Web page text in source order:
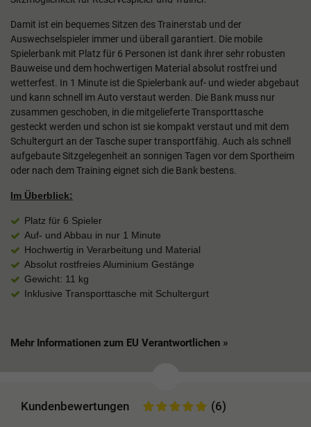
Damit ist ein bequemes Sitzen des Trainerstab und der
Auswechselspieler immer und überall garantiert. Die mobile
Spielerbank mit Platz für 6 Personen ist dank ihrer sehr robusten
Bauweise und dem hochwertigen Material absolut rostfrei und
wetterfest. In 1 Minute ist die Spielerbank auf- und wieder abgebaut
und kann schnell im Auto verstaut werden. Die Bank muss nur
zusammen geschoben, in die mitgelieferte Transporttasche
gesteckt werden und schon ist sie kompakt verstaut und mit dem
Schultergurt an der Tasche super transportfähig. Auch als schnell
aufgebaute Sitzgelegenheit an sonnigen Tagen vor dem Sportheim
oder nach dem Training eignet sich die Bank bestens.
Im Überblick:
Platz für 6 Spieler
Auf- und Abbau in nur 1 Minute
Hochwertig in Verarbeitung und Material
Absolut rostfreies Aluminium Gestänge
Gewicht: 11 kg
Inklusive Transporttasche mit Schultergurt
Mehr Informationen zum EU Verantwortlichen »
Kundenbewertungen (6)